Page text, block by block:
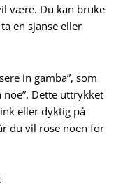
være. Du kan bruke
en sjanse eller
in gamba”, som
Dette uttrykket
eller dyktig på
du vil rose noen for